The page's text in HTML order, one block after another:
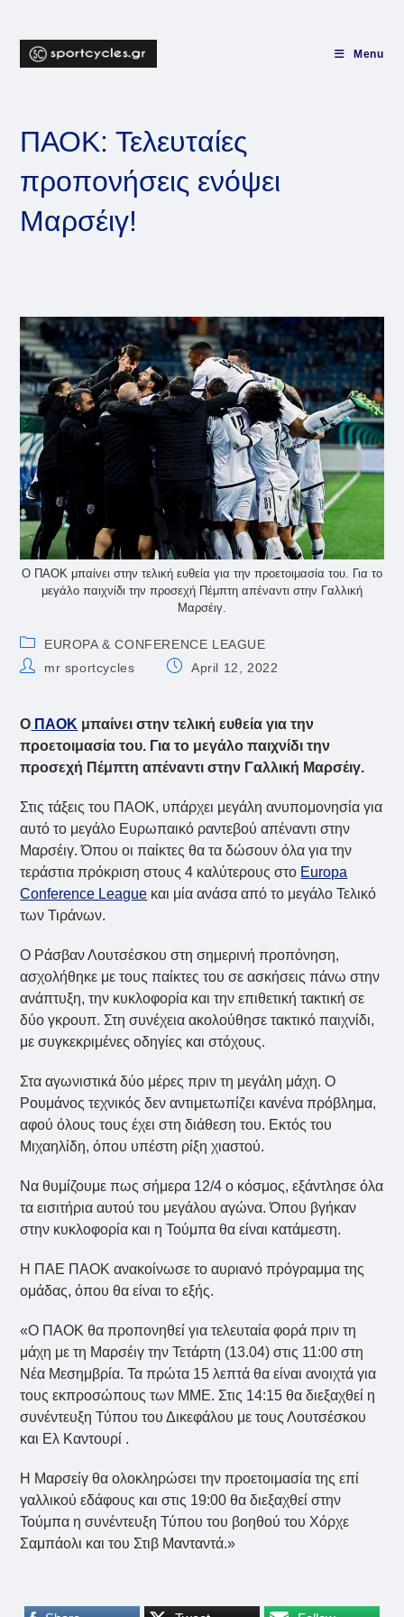
content
Menu
ΠΑΟΚ: Τελευταίες
προπονήσεις ενόψει
Μαρσέιγ!
Ο ΠΑΟΚ μπαίνει στην τελική ευθεία για την προετοιμασία του. Για το
μεγάλο παιχνίδι την προσεχή Πέμπτη απέναντι στην Γαλλική
Μαρσέιγ.
Post
category:
EUROPA & CONFERENCE LEAGUE
Postmr sportcycles
PostApril 12, 2022
Ο ΠΑΟΚ μπαίνει στην τελική ευθεία για την
προετοιμασία του. Για το μεγάλο παιχνίδι την
προσεχή Πέμπτη απέναντι στην Γαλλική Μαρσέιγ.
Στις τάξεις του ΠΑΟΚ, υπάρχει μεγάλη ανυπομονησία για
αυτό το μεγάλο Ευρωπαικό ραντεβού απέναντι στην
Μαρσέιγ. Όπου οι παίκτες θα τα δώσουν όλα για την
τεράστια πρόκριση στους 4 καλύτερους στο Europa
Conference League και μία ανάσα από το μεγάλο Τελικό
των Τιράνων.
Ο Ράσβαν Λουτσέσκου στη σημερινή προπόνηση,
ασχολήθηκε με τους παίκτες του σε ασκήσεις πάνω στην
ανάπτυξη, την κυκλοφορία και την επιθετική τακτική σε
δύο γκρουπ. Στη συνέχεια ακολούθησε τακτικό παιχνίδι,
με συγκεκριμένες οδηγίες και στόχους.
Στα αγωνιστικά δύο μέρες πριν τη μεγάλη μάχη. Ο
Ρουμάνος τεχνικός δεν αντιμετωπίζει κανένα πρόβλημα,
αφού όλους τους έχει στη διάθεση του. Εκτός του
Μιχαηλίδη, όπου υπέστη ρίξη χιαστού.
Να θυμίζουμε πως σήμερα 12/4 ο κόσμος, εξάντλησε όλα
τα εισιτήρια αυτού του μεγάλου αγώνα. Όπου βγήκαν
στην κυκλοφορία και η Τούμπα θα είναι κατάμεστη.
Η ΠΑΕ ΠΑΟΚ ανακοίνωσε το αυριανό πρόγραμμα της
ομάδας, όπου θα είναι το εξής.
«Ο ΠΑΟΚ θα προπονηθεί για τελευταία φορά πριν τη
μάχη με τη Μαρσέιγ την Τετάρτη (13.04) στις 11:00 στη
Νέα Μεσημβρία. Τα πρώτα 15 λεπτά θα είναι ανοιχτά για
τους εκπροσώπους των ΜΜΕ. Στις 14:15 θα διεξαχθεί η
συνέντευξη Τύπου του Δικεφάλου με τους Λουτσέσκου
και Ελ Καντουρί .
Η Μαρσείγ θα ολοκληρώσει την προετοιμασία της επί
γαλλικού εδάφους και στις 19:00 θα διεξαχθεί στην
Τούμπα η συνέντευξη Τύπου του βοηθού του Χόρχε
Σαμπάολι και του Στιβ Μανταντά.»